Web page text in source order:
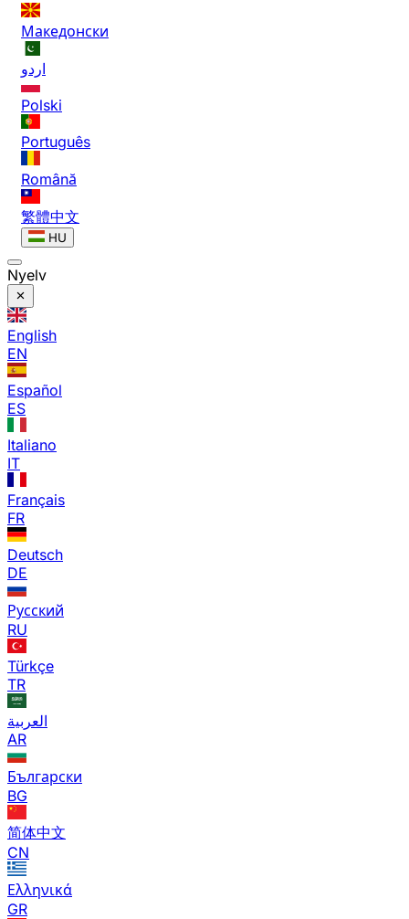
Македонски
اردو
Polski
Português
Română
繁體中文
HU
Nyelv
English
EN
Español
ES
Italiano
IT
Français
FR
Deutsch
DE
Русский
RU
Türkçe
TR
العربية
AR
Български
BG
简体中文
CN
Ελληνικά
GR